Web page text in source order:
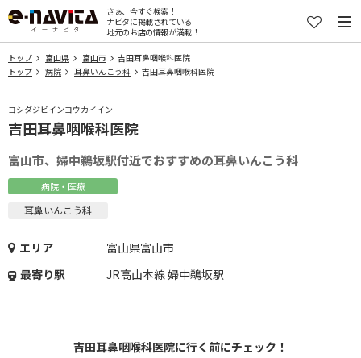
さぁ、今すぐ検索！
ナビタに掲載されている
地元のお店の情報が満載！
トップ 富山県 富山市
吉田耳鼻咽喉科医院
トップ
病院 耳鼻いんこう科 吉田耳鼻咽喉科医院
ヨシダジビインコウカイイン
吉田耳鼻咽喉科医院
富山市、婦中鵜坂駅付近でおすすめの耳鼻いんこう科
病院・医療
耳鼻いんこう科
エリア
富山県富山市
最寄り駅
JR高山本線 婦中鵜坂駅
吉田耳鼻咽喉科医院に行く前にチェック！